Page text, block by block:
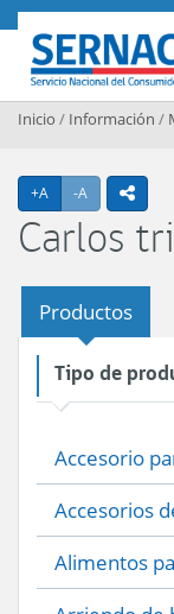
Contenido principal
SERNAC
Inicio / Información /
+A Agrandar texto
-A Achicar texto
Carlos
Productos
Tipo de
Accesorio
Accesorios
Alimentos